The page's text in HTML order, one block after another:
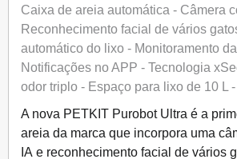
Caixa de areia automática - Câmera
Reconhecimento facial de vários
automático do lixo - Monitoramento
Notificações no APP - Tecnologia
odor triplo - Espaço para lixo de 10 L
A nova PETKIT Purobot Ultra é a
areia da marca que incorpora uma
IA e reconhecimento facial de vários